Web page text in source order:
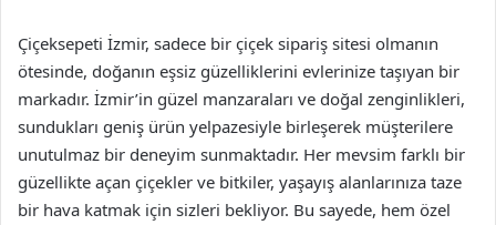
Çiçeksepeti İzmir, sadece bir çiçek sipariş sitesi olmanın
ötesinde, doğanın eşsiz güzelliklerini evlerinize taşıyan bir
markadır. İzmir’in güzel manzaraları ve doğal zenginlikleri,
sundukları geniş ürün yelpazesiyle birleşerek müşterilere
unutulmaz bir deneyim sunmaktadır. Her mevsim farklı bir
güzellikte açan çiçekler ve bitkiler, yaşayış alanlarınıza taze
bir hava katmak için sizleri bekliyor. Bu sayede, hem özel